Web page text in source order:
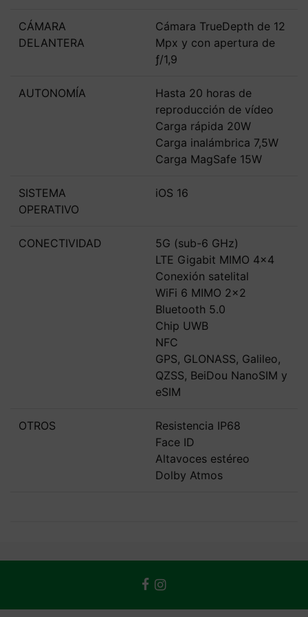
CÁMARA
DELANTERA
Cámara TrueDepth de 12
Mpx y con apertura de
ƒ/1,9
AUTONOMÍA
Hasta 20 horas de
reproducción de vídeo
Carga rápida 20W
Carga inalámbrica 7,5W
Carga MagSafe 15W
SISTEMA
OPERATIVO
iOS 16
CONECTIVIDAD
5G (sub-6 GHz)
LTE Gigabit MIMO 4x4
Conexión satelital
WiFi 6 MIMO 2x2
Bluetooth 5.0
Chip UWB
NFC
GPS, GLONASS, Galileo,
QZSS, BeiDou NanoSIM y
eSIM
OTROS
Resistencia IP68
Face ID
Altavoces estéreo
Dolby Atmos